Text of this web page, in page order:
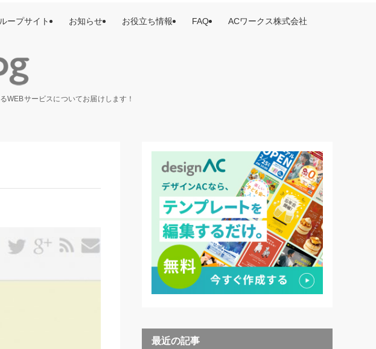
WEBサービスについてお届けします！
ープサイト お知らせ お役立ち情報 FAQ ACワークス株式会社
最近の記事